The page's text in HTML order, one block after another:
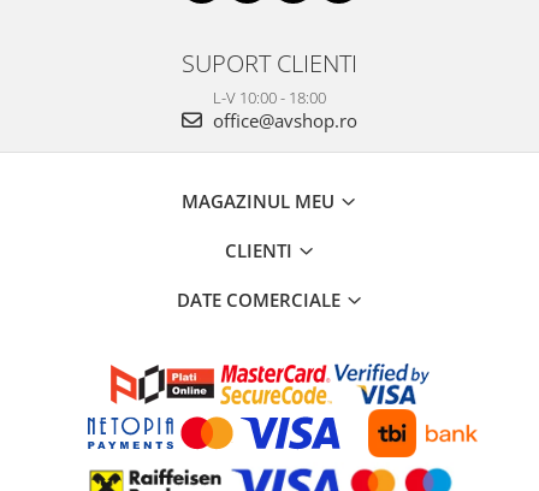
SUPORT CLIENTI
L-V 10:00 - 18:00
office@avshop.ro
MAGAZINUL MEU
CLIENTI
DATE COMERCIALE